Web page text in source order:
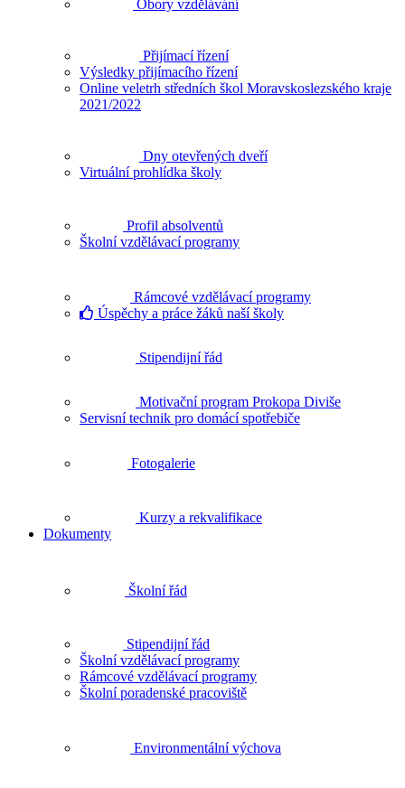
Obory vzdělávání
Přijímací řízení
Výsledky přijímacího řízení
Online veletrh středních škol Moravskoslezského kraje
2021/2022
Dny otevřených dveří
Virtuální prohlídka školy
Profil absolventů
Školní vzdělávací programy
Rámcové vzdělávací programy
Úspěchy a práce žáků naší školy
Stipendijní řád
Motivační program Prokopa Diviše
Servisní technik pro domácí spotřebiče
Fotogalerie
Kurzy a rekvalifikace
Dokumenty
Školní řád
Stipendijní řád
Školní vzdělávací programy
Rámcové vzdělávací programy
Školní poradenské pracoviště
Environmentální výchova